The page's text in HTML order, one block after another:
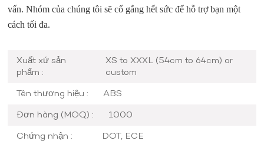
vấn. Nhóm của chúng tôi sẽ cố gắng hết sức để hỗ trợ bạn một
cách tối đa.
Xuất xứ sản
phẩm :
XS to XXXL (54cm to 64cm) or
custom
Tên thương hiệu :
ABS
Đơn hàng (MOQ) :
1000
Chứng nhận :
DOT, ECE